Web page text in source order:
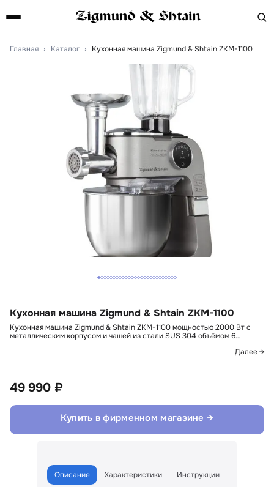
Главная › Каталог › Кухонная машина Zigmund & Shtain ZKM-1100
Кухонная машина Zigmund & Shtain ZKM-1100
Кухонная машина Zigmund & Shtain ZKM-1100 мощностью 2000 Вт с
металлическим корпусом и чашей из стали SUS 304 объёмом 6…
Далее →
49 990 ₽
Купить в фирменном магазине →
Описание Характеристики Инструкции